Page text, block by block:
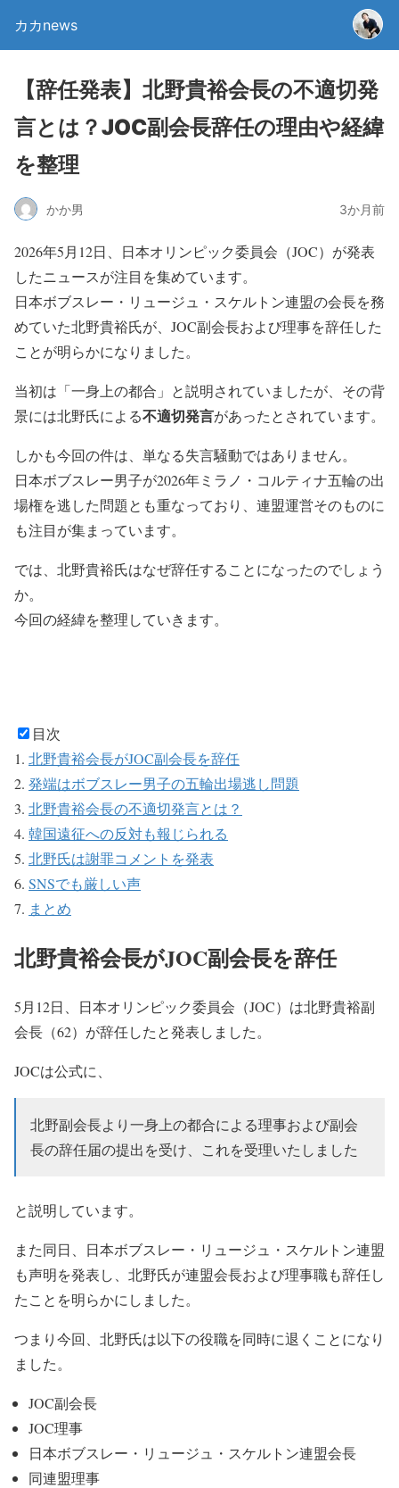
カカnews
【辞任発表】北野貴裕会長の不適切発
言とは？JOC副会長辞任の理由や経緯
を整理
かか男 3か月前
2026年5月12日、日本オリンピック委員会（JOC）が発表
したニュースが注目を集めています。
日本ボブスレー・リュージュ・スケルトン連盟の会長を務
めていた北野貴裕氏が、JOC副会長および理事を辞任した
ことが明らかになりました。
当初は「一身上の都合」と説明されていましたが、その背
景には北野氏による不適切発言があったとされています。
しかも今回の件は、単なる失言騒動ではありません。
日本ボブスレー男子が2026年ミラノ・コルティナ五輪の出
場権を逃した問題とも重なっており、連盟運営そのものに
も注目が集まっています。
では、北野貴裕氏はなぜ辞任することになったのでしょう
か。
今回の経緯を整理していきます。
目次
北野貴裕会長がJOC副会長を辞任
発端はボブスレー男子の五輪出場逃し問題
北野貴裕会長の不適切発言とは？
韓国遠征への反対も報じられる
北野氏は謝罪コメントを発表
SNSでも厳しい声
まとめ
北野貴裕会長がJOC副会長を辞任
5月12日、日本オリンピック委員会（JOC）は北野貴裕副
会長（62）が辞任したと発表しました。
JOCは公式に、
北野副会長より一身上の都合による理事および副会
長の辞任届の提出を受け、これを受理いたしました
と説明しています。
また同日、日本ボブスレー・リュージュ・スケルトン連盟
も声明を発表し、北野氏が連盟会長および理事職も辞任し
たことを明らかにしました。
つまり今回、北野氏は以下の役職を同時に退くことになり
ました。
JOC副会長
JOC理事
日本ボブスレー・リュージュ・スケルトン連盟会長
同連盟理事